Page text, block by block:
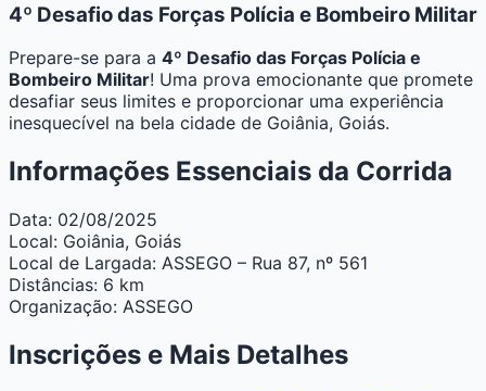
4º Desafio das Forças Polícia e Bombeiro Militar
Prepare-se para a 4º Desafio das Forças Polícia e
Bombeiro Militar! Uma prova emocionante que promete
desafiar seus limites e proporcionar uma experiência
inesquecível na bela cidade de Goiânia, Goiás.
Informações Essenciais da Corrida
Data: 02/08/2025
Local: Goiânia, Goiás
Local de Largada: ASSEGO – Rua 87, nº 561
Distâncias: 6 km
Organização: ASSEGO
Inscrições e Mais Detalhes